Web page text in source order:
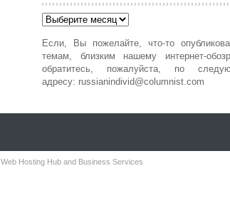
Архив
Если, Вы пожелайте, что-то
темам, близким нашему интернет-
обратитесь, пожалуйста, по
адресу: russianindivid@columnist.com
Web Hosting Huband Business Services